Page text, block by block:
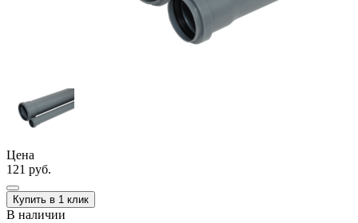
Цена
121 руб.
Купить в 1 клик
В наличии